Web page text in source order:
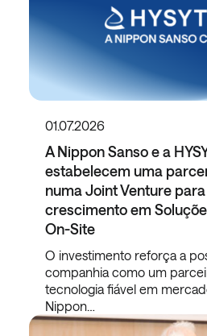
01.07.2026
A Nippon Sanso e a
estabelecem uma
numa Joint Venture
crescimento em
On-Site
O investimento reforça a
companhia como um
tecnologia fiável em
Nippon…